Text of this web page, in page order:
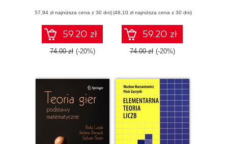
(57,94 zł najniższa cena z 30 dni)
59.20 zł
74.00 zł (-20%)
(48,10 zł najniższa cena z 30 dni)
59.20 zł
74.00 zł (-20%)